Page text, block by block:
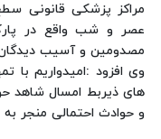
مراکز پزشکی قانونی
عصر و شب واقع در
مصدومین و آسیب
وی افزود :امیدواریم
های ذیربط امسال شاهد
و حوادث احتمالی منجر